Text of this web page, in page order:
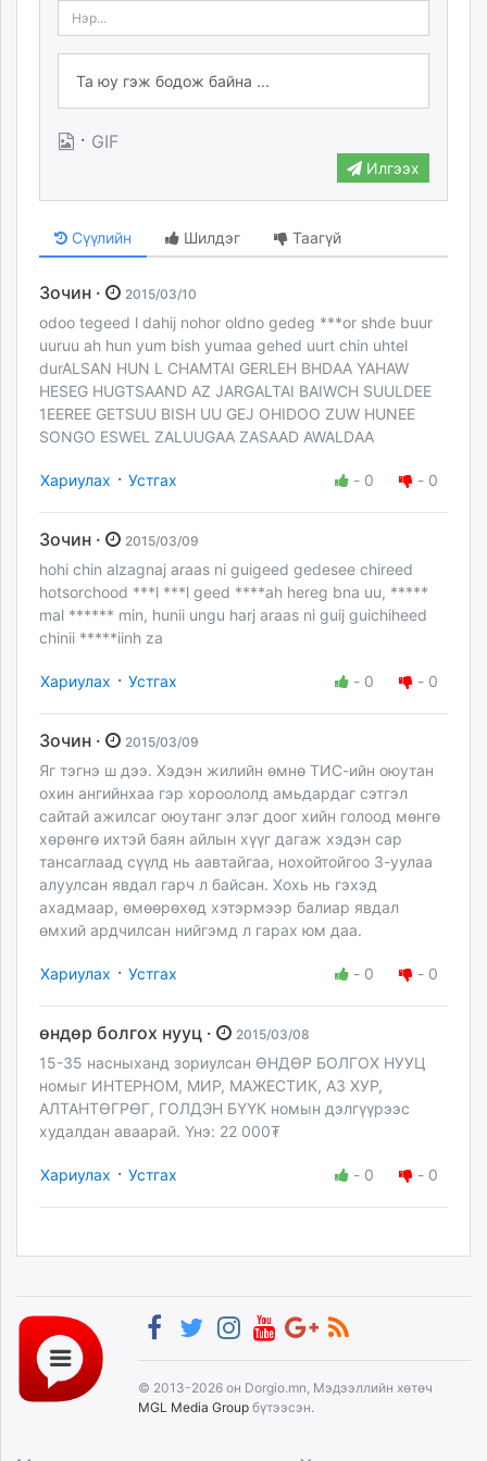
· GIF
Илгээх
Сүүлийн Шилдэг Таагүй
Зочин · 2015/03/10
odoo tegeed l dahij nohor oldno gedeg ***or shde buur
uuruu ah hun yum bish yumaa gehed uurt chin uhtel
durALSAN HUN L CHAMTAI GERLEH BHDAA YAHAW
HESEG HUGTSAAND AZ JARGALTAI BAIWCH SUULDEE
1EEREE GETSUU BISH UU GEJ OHIDOO ZUW HUNEE
SONGO ESWEL ZALUUGAA ZASAAD AWALDAA
Хариулах · Устгах - 0 - 0
Зочин · 2015/03/09
hohi chin alzagnaj araas ni guigeed gedesee chireed
hotsorchood ***l ***l geed ****ah hereg bna uu, *****
mal ****** min, hunii ungu harj araas ni guij guichiheed
chinii *****iinh za
Хариулах · Устгах - 0 - 0
Зочин · 2015/03/09
Яг тэгнэ ш дээ. Хэдэн жилийн өмнө ТИС-ийн оюутан
охин ангийнхаа гэр хороололд амьдардаг сэтгэл
сайтай ажилсаг оюутанг элэг доог хийн голоод мөнгө
хөрөнгө ихтэй баян айлын хүүг дагаж хэдэн сар
тансаглаад сүүлд нь аавтайгаа, нохойтойгоо 3-уулаа
алуулсан явдал гарч л байсан. Хохь нь гэхэд
ахадмаар, өмөөрөхөд хэтэрмээр балиар явдал
өмхий ардчилсан нийгэмд л гарах юм даа.
Хариулах · Устгах - 0 - 0
өндөр болгох нууц · 2015/03/08
15-35 насныханд зориулсан ӨНДӨР БОЛГОХ НУУЦ
номыг ИНТЕРНОМ, МИР, МАЖЕСТИК, АЗ ХУР,
АЛТАНТӨГРӨГ, ГОЛДЭН БҮҮК номын дэлгүүрээс
худалдан аваарай. Үнэ: 22 000₮
Хариулах · Устгах - 0 - 0
© 2013-2026 он Dorgio.mn, Мэдээллийн хөтөч
MGL Media Group бүтээсэн.